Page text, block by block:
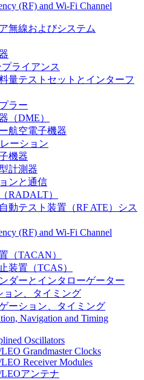
(RF) and Wi-Fi Channel
無線およびシステム
ライアンス
量テストセットとインターフ
ラー
（DME）
航空電子機器
ーション
機器
計測器
ンと通信
RADALT）
動テスト装置（RF ATE）シス
(RF) and Wi-Fi Channel
（TACAN）
装置（TCAS）
ダーとインタローゲーター
ョン、タイミング
ーション、タイミング
Navigation and Timing
Oscillators
Grandmaster Clocks
Receiver Modules
アンテナ